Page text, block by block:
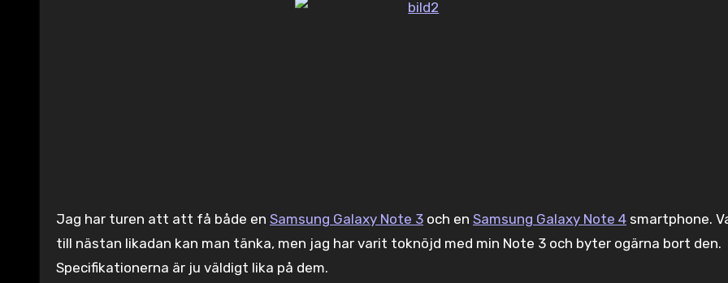
Jag har turen att att få både en Samsung Galaxy Note 3 och en Samsung Galaxy Note 4 smartphone.
till nästan likadan kan man tänka, men jag har varit toknöjd med min Note 3 och byter ogärna bort den.
Specifikationerna är ju väldigt lika på dem.